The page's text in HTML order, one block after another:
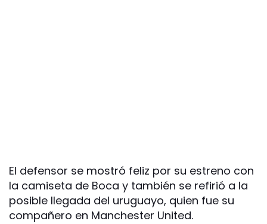
El defensor se mostró feliz por su estreno con
la camiseta de Boca y también se refirió a la
posible llegada del uruguayo, quien fue su
compañero en Manchester United.